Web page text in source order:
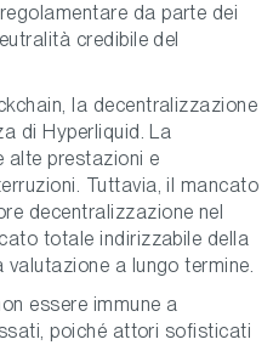
da parte dei
credibile del
la decentralizzazione
di Hyperliquid. La
alte prestazioni e
Tuttavia, il mancato
decentralizzazione nel
totale indirizzabile della
a lungo termine.
essere immune a
poiché attori sofisticati